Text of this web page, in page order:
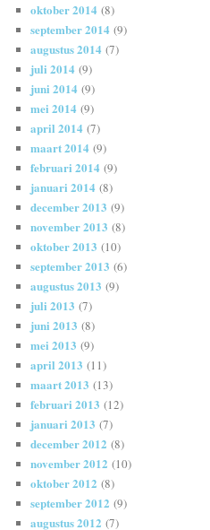
oktober 2014 (8)
september 2014 (9)
augustus 2014 (7)
juli 2014 (9)
juni 2014 (9)
mei 2014 (9)
april 2014 (7)
maart 2014 (9)
februari 2014 (9)
januari 2014 (8)
december 2013 (9)
november 2013 (8)
oktober 2013 (10)
september 2013 (6)
augustus 2013 (9)
juli 2013 (7)
juni 2013 (8)
mei 2013 (9)
april 2013 (11)
maart 2013 (13)
februari 2013 (12)
januari 2013 (7)
december 2012 (8)
november 2012 (10)
oktober 2012 (8)
september 2012 (9)
augustus 2012 (7)